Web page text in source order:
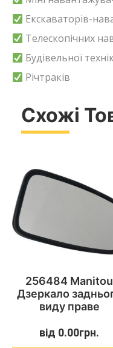
Екскаваторів-
Телескопічних
Будівельної
Річтраків
Схожі
256484 Manitou
Дзеркало
виду праве
від 0.00грн.